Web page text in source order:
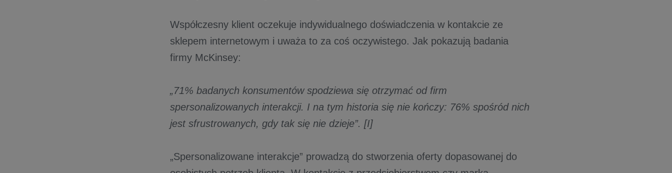
Współczesny klient oczekuje indywidualnego doświadczenia w kontakcie ze
sklepem internetowym i uważa to za coś oczywistego. Jak pokazują badania
firmy McKinsey:
„71% badanych konsumentów spodziewa się otrzymać od firm
spersonalizowanych interakcji. I na tym historia się nie kończy: 76% spośród nich
jest sfrustrowanych, gdy tak się nie dzieje”. [I]
„Spersonalizowane interakcje” prowadzą do stworzenia oferty dopasowanej do